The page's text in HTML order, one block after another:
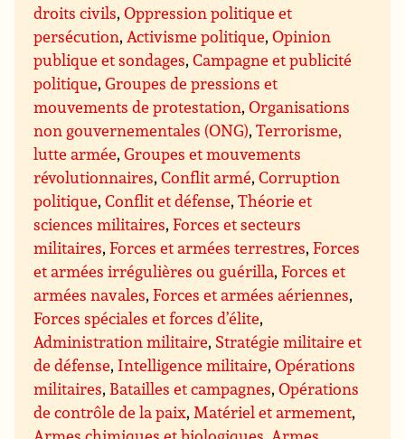
droits civils,Oppression politique et
persécution,Activisme politique,Opinion
publique et sondages,Campagne et publicité
politique,Groupes de pressions et
mouvements de protestation,Organisations
non gouvernementales (ONG),Terrorisme,
lutte armée,Groupes et mouvements
révolutionnaires,Conflit armé,Corruption
politique,Conflit et défense,Théorie et
sciences militaires,Forces et secteurs
militaires,Forces et armées terrestres,Forces
et armées irrégulières ou guérilla,Forces et
armées navales,Forces et armées aériennes,
Forces spéciales et forces d’élite,
Administration militaire, Stratégie militaire et
de défense, Intelligence militaire,Opérations
militaires, Batailles et campagnes,Opérations
de contrôle de la paix,Matériel et armement,